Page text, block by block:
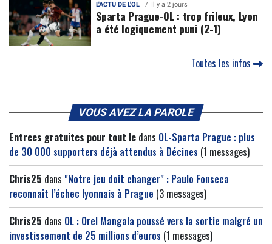
L'ACTU DE L'OL Il y a 2 jours
Sparta Prague-OL : trop frileux, Lyon
a été logiquement puni (2-1)
Toutes les infos
VOUS AVEZ LA PAROLE
Entrees gratuites pour tout le dans OL-Sparta Prague : plus
de 30 000 supporters déjà attendus à Décines (1 messages)
Chris25 dans "Notre jeu doit changer" : Paulo Fonseca
reconnaît l’échec lyonnais à Prague (3 messages)
Chris25 dans OL : Orel Mangala poussé vers la sortie malgré un
investissement de 25 millions d’euros (1 messages)